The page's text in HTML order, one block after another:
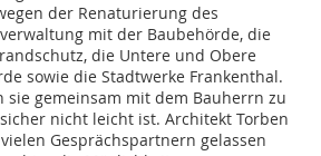
der Renaturierung des
mit der Baubehörde, die
die Untere und Obere
sowie die Stadtwerke Frankenthal.
gemeinsam mit dem Bauherrn zu
nicht leicht ist. Architekt Torben
Gesprächspartnern gelassen